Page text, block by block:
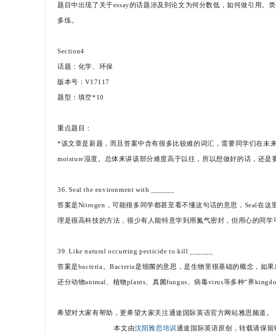
题目中出现了关于essay的话题涉及到论文为何分数低，如何做引用。
多练。
Section4
话题：化学、环保
版本号：V17117
题型：填空*10
重点题目：
*该文章是新题，而且答案中含有很多比较难的词汇，需要同学们在未
moisture湿度。总体来讲该部分难度高于以往，所以想做好的话，还是
36. Seal the environment with ______
答案是Nitrogen，可能很多同学都甚至看不懂这句话的意思，Seal在
理是很高科技的方法，很少有人能特意学到用氮气密封，但用心的同
39. Like natural occurring pesticide to kill ______
答案是bacteria。Bacteria是细菌的意思，是生物里很基础的概念，如
还分动物animal、植物plants、真菌fungus、病毒virus等多种“界
希望对大家有帮助，更希望大家关注通途国际英语官方网站雅思频道。
本文由沈阳雅思培训 通途国际英语原创，转载请保留